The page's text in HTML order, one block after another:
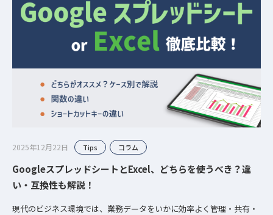
2025年12月22日 Tips コラム
GoogleスプレッドシートとExcel、どちらを使うべき？違
い・互換性も解説！
現代のビジネス環境では、業務データをいかに効率よく管理・共有・